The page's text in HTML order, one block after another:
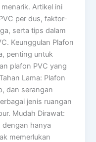
Artikel ini
per dus, faktor-
serta tips dalam
Keunggulan Plafon
penting untuk
plafon PVC yang
Lama: Plafon
dan serangan
jenis ruangan
Mudah Dirawat:
dengan hanya
memerlukan